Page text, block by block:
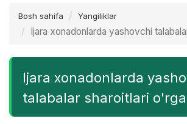
Bosh sahifa Yangiliklar
Ijara xonadonlarda yashovchi
Ijara xonadonlarda
talabalar sharoitlari